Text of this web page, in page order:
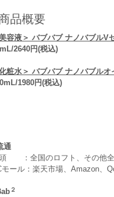
品概要
容液＞ バブバブ ナノバブルV
2640円(税込)
粧水＞ バブバブ ナノバブルオ
1980円(税込)
通
：全国のロフト、その他全
モール：楽天市場、Amazon、
２